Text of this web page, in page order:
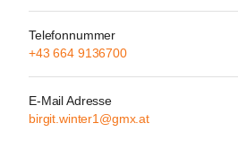
Telefonnummer
+43 664 9136700
E-Mail Adresse
birgit.winter1@gmx.at